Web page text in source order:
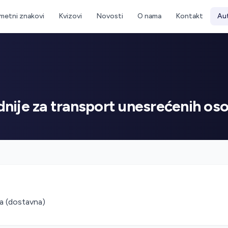
znakovi Kvizovi Novosti O nama Kontakt
za transport unesrećenih
(dostavna)